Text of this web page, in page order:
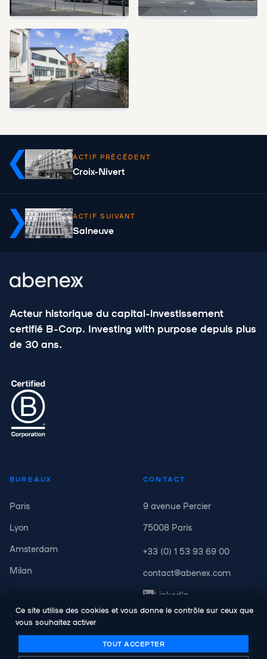
ACTIF PRÉCÉDENT
Croix-Nivert
ACTIF SUIVANT
Salneuve
Acteur historique du capital-investissement
certifié B-Corp. Investing with purpose depuis plus
de 30 ans.
BUREAUX
Paris
Lyon
Amsterdam
Milan
CONTACT
9 avenue Percier
75008 Paris
+33 (0) 1 53 93 69 00
contact@abenex.com
LinkedIn
Ce site utilise des cookies et vous donne le contrôle sur ceux que
vous souhaitez activer
TOUT ACCEPTER